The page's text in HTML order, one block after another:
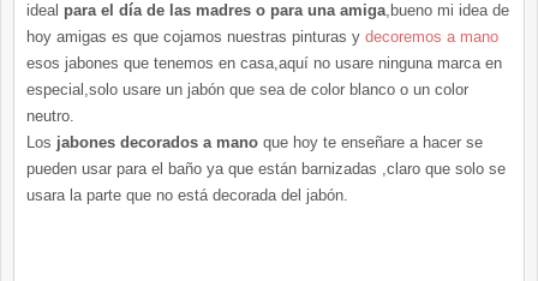
ideal para el día de las madres o para una amiga ,bueno mi idea de
hoy amigas es que cojamos nuestras pinturas y decoremos a mano
esos jabones que tenemos en casa,aquí no usare ninguna marca en
especial,solo usare un jabón que sea de color blanco o un color
neutro.
Los jabones decorados a mano que hoy te enseñare a hacer se
pueden usar para el baño ya que están barnizadas ,claro que solo se
usara la parte que no está decorada del jabón.